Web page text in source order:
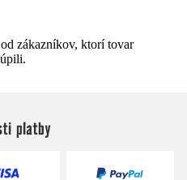
zákazníkov, ktorí tovar
platby